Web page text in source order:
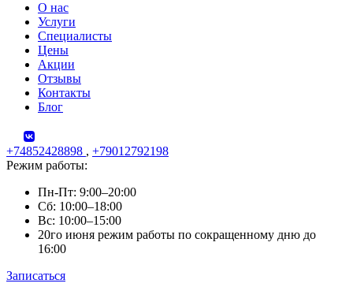
О нас
Услуги
Специалисты
Цены
Акции
Отзывы
Контакты
Блог
+74852428898 , +79012792198
Режим работы:
Пн-Пт: 9:00–20:00
Сб: 10:00–18:00
Вс: 10:00–15:00
20го июня режим работы по сокращенному дню до
16:00
Записаться